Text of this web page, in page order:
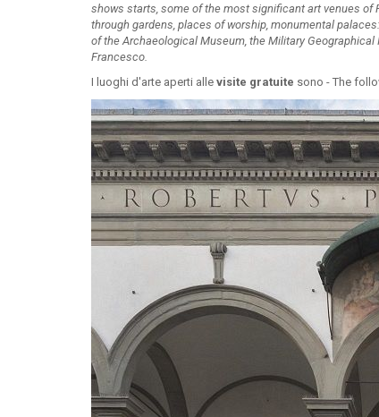
shows starts, some of the most significant art venues of
through gardens, places of worship, monumental
of the Archaeological Museum, the Military
Francesco.
I luoghi d'arte aperti alle visite gratuite sono - The